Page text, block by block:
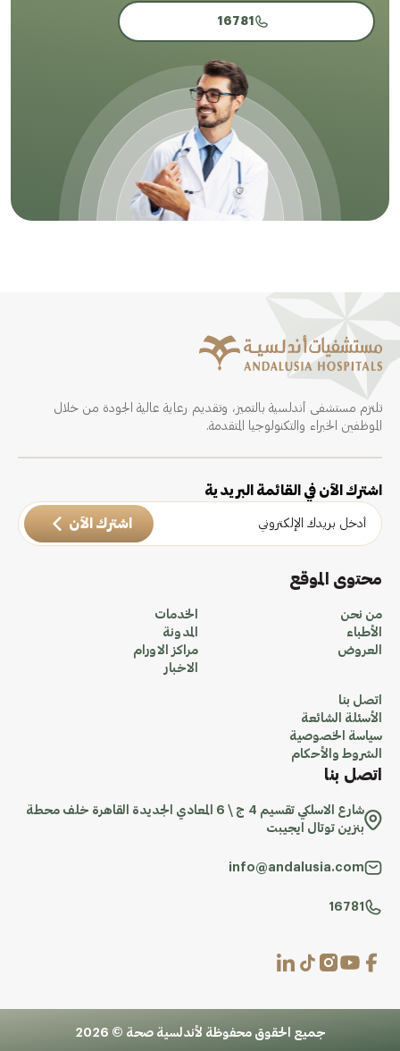
16781
تلتزم مستشفى أندلسية بالتميز، وتقديم رعاية عالية الجودة من خلال
الموظفين الخبراء والتكنولوجيا المتقدمة.
اشترك الآن في القائمة البريدية
اشترك الآن
محتوى الموقع
من نحن
الأطباء
العروض
الخدمات
المدونة
مراكز الاورام
الاخبار
اتصل بنا
الأسئلة الشائعة
سياسة الخصوصية
الشروط والأحكام
اتصل بنا
شارع الاسلكي تقسيم 4 ج \ 6 المعادي الجديدة القاهرة خلف محطة
بنزين توتال ايجيبت
info@andalusia.com
16781
جميع الحقوق محفوظة لأندلسية صحة © 2026